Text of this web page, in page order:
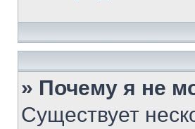
» Почему я не
Существует